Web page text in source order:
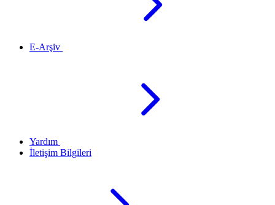
E-Arşiv
Yardım
İletişim Bilgileri